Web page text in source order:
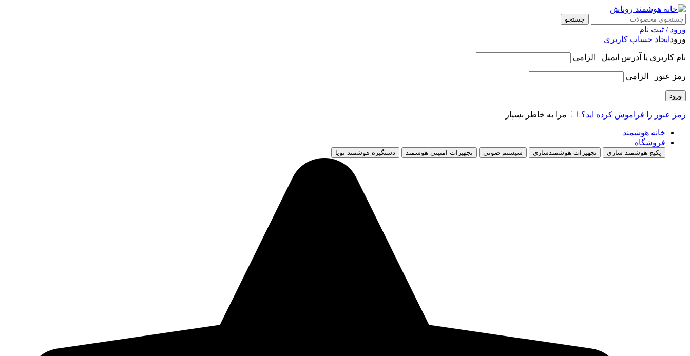
جستجو
ورود / ثبت نام
ورود ایجاد حساب کاربری
نام کاربری یا آدرس ایمیل الزامی
رمز عبور الزامی
ورود
رمز عبور را فراموش کرده اید؟ مرا به خاطر بسپار
خانه هوشمند
فروشگاه
پکیج هوشمند سازی تجهیزات هوشمندسازی سیستم صوتی تجهیزات امنیتی هوشمند دستگیره هوشمند تویا